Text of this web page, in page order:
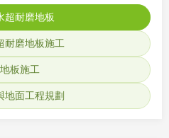
超耐磨地板
耐磨地板施工
板施工
地面工程規劃